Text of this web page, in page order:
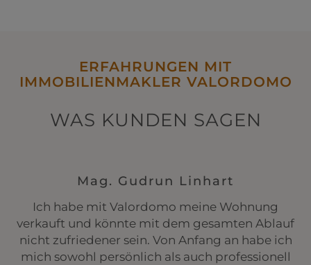
ERFAHRUNGEN MIT
IMMOBILIENMAKLER VALORDOMO
WAS KUNDEN SAGEN
Mag. Gudrun Linhart
Ich habe mit Valordomo meine Wohnung
verkauft und könnte mit dem gesamten Ablauf
nicht zufriedener sein. Von Anfang an habe ich
mich sowohl persönlich als auch professionell